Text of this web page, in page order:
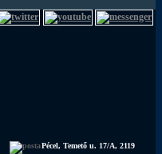
Pécel, Temető u. 17/A, 2119